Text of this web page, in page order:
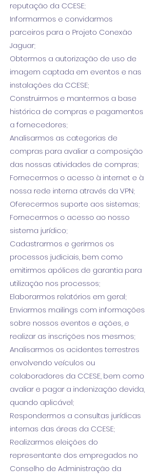
reputação da CCESE;
Informarmos e convidarmos
parceiros para o Projeto Conexão
Jaguar;
Obtermos a autorização de uso de
imagem captada em eventos e nas
instalações da CCESE;
Construirmos e mantermos a base
histórica de compras e pagamentos
a fornecedores;
Analisarmos as categorias de
compras para avaliar a composição
das nossas atividades de compras;
Fornecermos o acesso à internet e à
nossa rede interna através da VPN;
Oferecermos suporte aos sistemas;
Fornecermos o acesso ao nosso
sistema jurídico;
Cadastrarmos e gerirmos os
processos judiciais, bem como
emitirmos apólices de garantia para
utilização nos processos;
Elaborarmos relatórios em geral;
Enviarmos mailings com informações
sobre nossos eventos e ações, e
realizar as inscrições nos mesmos;
Analisarmos os acidentes terrestres
envolvendo veículos ou
colaboradores da CCESE, bem como
avaliar e pagar a indenização devida,
quando aplicável;
Respondermos a consultas jurídicas
internas das áreas da CCESE;
Realizarmos eleições do
representante dos empregados no
Conselho de Administração da